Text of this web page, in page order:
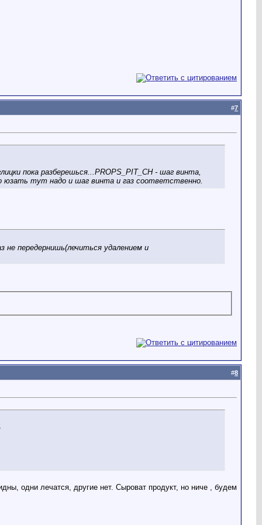
#7
пока разберешься...PROPS_PIT_CH - шаг винта,
юзать тут надо и шаг винта и газ соответственно.
не передернишь(лечиться удалением и
#8
одни лечатся, другие нет. Сыроват продукт, но ниче , будем